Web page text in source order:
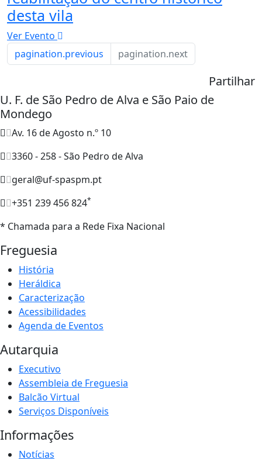
desta vila
Ver Evento
pagination.previous
pagination.next
Partilhar
U. F. de São Pedro de Alva e São Paio de
Mondego
Av. 16 de Agosto n.º 10
3360 - 258 - São Pedro de Alva
geral@uf-spaspm.pt
+351 239 456 824*
* Chamada para a Rede Fixa Nacional
Freguesia
História
Heráldica
Caracterização
Acessibilidades
Agenda de Eventos
Autarquia
Executivo
Assembleia de Freguesia
Balcão Virtual
Serviços Disponíveis
Informações
Notícias